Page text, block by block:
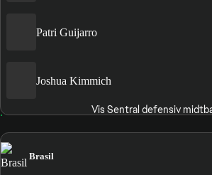
Patri Guijarro
Joshua Kimmich
Vis Sentral defensiv
Brasil